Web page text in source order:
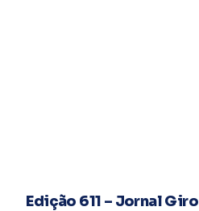
Edição 611 – Jornal Giro